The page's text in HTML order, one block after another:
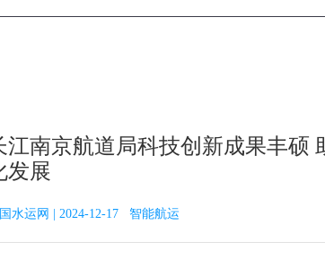
江南京航道局科技创新成果丰硕
发展
水运网 | 2024-12-17 智能航运